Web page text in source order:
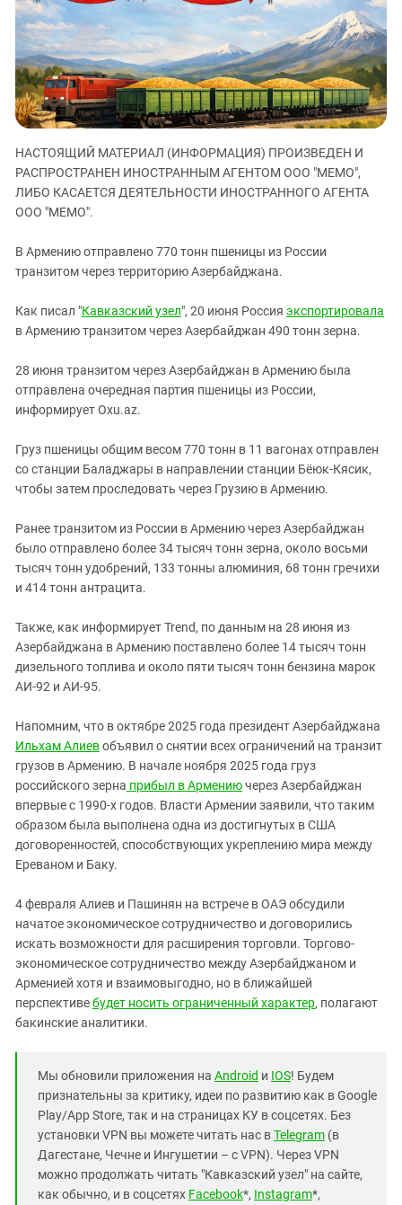
ЗАСТАВЛЯЕТ
КАВКАЗ ЗА ПАЛЕСТИНУ
ИНАКОМЫСЛИЕ В ЧЕЧНЕ
ПРЕСЛЕДОВАНИЕ АКТИВИСТОВ
МОБИЛИЗАЦИЯ И ПРОТЕСТЫ
Дагестан
Ингушетия
Кабардино-Балкария
Калмыкия
Карачаево-Черкесия
Краснодарский край
Российская Федерация
Северная Осетия - Алания
Ставропольский край
Южная Осетия
Южный Кавказ
НАСТОЯЩИЙ МАТЕРИАЛ (ИНФОРМАЦИЯ) ПРОИЗВЕДЕН И
РАСПРОСТРАНЕН ИНОСТРАННЫМ АГЕНТОМ ООО "МЕМО",
ЛИБО КАСАЕТСЯ ДЕЯТЕЛЬНОСТИ ИНОСТРАННОГО АГЕНТА
ООО "МЕМО".
В Армению отправлено 770 тонн пшеницы из России
транзитом через территорию Азербайджана.
Как писал "Кавказский узел", 20 июня Россия экспортировала
в Армению транзитом через Азербайджан 490 тонн зерна.
28 июня транзитом через Азербайджан в Армению была
отправлена очередная партия пшеницы из России,
информирует Oxu.az.
Груз пшеницы общим весом 770 тонн в 11 вагонах отправлен
со станции Баладжары в направлении станции Бёюк-Кясик,
чтобы затем проследовать через Грузию в Армению.
Ранее транзитом из России в Армению через Азербайджан
было отправлено более 34 тысяч тонн зерна, около восьми
тысяч тонн удобрений, 133 тонны алюминия, 68 тонн гречихи
и 414 тонн антрацита.
Также, как информирует Trend, по данным на 28 июня из
Азербайджана в Армению поставлено более 14 тысяч тонн
дизельного топлива и около пяти тысяч тонн бензина марок
АИ-92 и АИ-95.
Напомним, что в октябре 2025 года президент Азербайджана
Ильхам Алиевобъявил о снятии всех ограничений на транзит
грузов в Армению. В начале ноября 2025 года груз
российского зерна прибыл в Армениючерез Азербайджан
впервые с 1990-х годов. Власти Армении заявили, что таким
образом была выполнена одна из достигнутых в США
договоренностей, способствующих укреплению мира между
Ереваном и Баку.
4 февраля Алиев и Пашинян на встрече в ОАЭ обсудили
начатое экономическое сотрудничество и договорились
искать возможности для расширения торговли. Торгово-
экономическое сотрудничество между Азербайджаном и
Арменией хотя и взаимовыгодно, но в ближайшей
перспективебудет носить ограниченный характер, полагают
бакинские аналитики.
Мы обновили приложения на Android и IOS! Будем
признательны за критику, идеи по развитию как в Google
Play/App Store, так и на страницах КУ в соцсетях. Без
установки VPN вы можете читать нас вTelegram (в
Дагестане, Чечне и Ингушетии – с VPN). Через VPN
можно продолжать читать "Кавказский узел" на сайте,
как обычно, и в соцсетях Facebook*, Instagram*,